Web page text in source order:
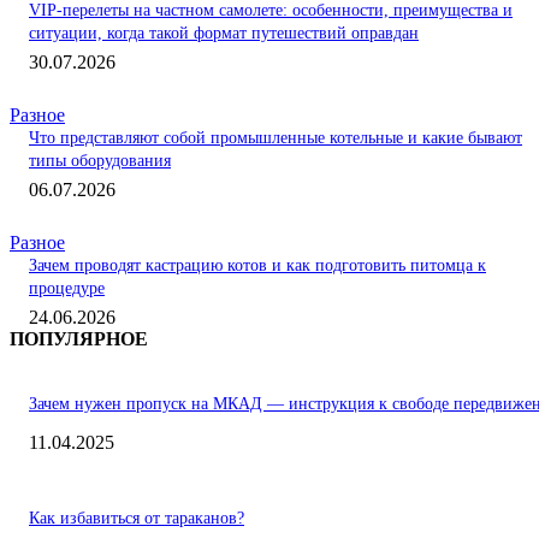
VIP-перелеты на частном самолете: особенности, преимущества и
ситуации, когда такой формат путешествий оправдан
30.07.2026
Разное
Что представляют собой промышленные котельные и какие бывают
типы оборудования
06.07.2026
Разное
Зачем проводят кастрацию котов и как подготовить питомца к
процедуре
24.06.2026
ПОПУЛЯРНОЕ
Зачем нужен пропуск на МКАД — инструкция к свободе
11.04.2025
Как избавиться от тараканов?